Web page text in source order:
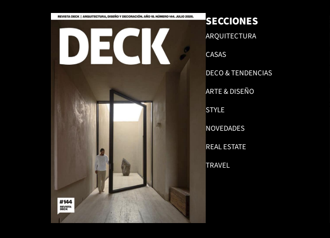
SECCIONES
ARQUITECTURA
CASAS
DECO & TENDENCIAS
ARTE & DISEÑO
STYLE
NOVEDADES
REAL ESTATE
TRAVEL